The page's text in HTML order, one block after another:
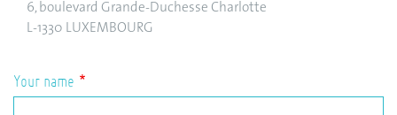
6, boulevard Grande-Duchesse Charlotte
L-1330 LUXEMBOURG
Your name